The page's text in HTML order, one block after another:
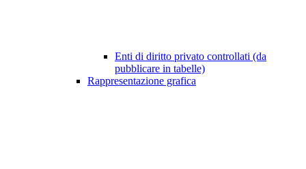
Enti di diritto privato controllati (da
pubblicare in tabelle)
Rappresentazione grafica